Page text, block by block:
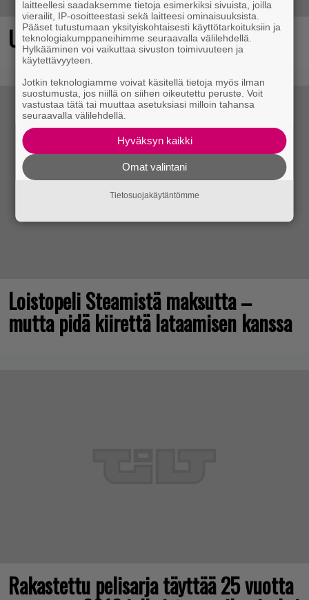
Ubisoftin hittipeli saapui Steamiin
Loistopeli Steamistä maksutta –
mutta pidä kiirettä lataamisen kanssa
Rakastettu pelisarja täyttää 25 vuotta
laitteellesi saadaksemme tietoja esimerkiksi sivuista, joilla
vierailit, IP-osoitteestasi sekä laitteesi ominaisuuksista.
Pääset tutustumaan yksityiskohtaisesti käyttötarkoituksiin ja
teknologiakumppaneihimme seuraavalla välilehdellä.
Hylkääminen voi vaikuttaa sivuston toimivuuteen ja
käytettävyyteen.
Jotkin teknologiamme voivat käsitellä tietoja myös ilman
suostumusta, jos niillä on siihen oikeutettu peruste. Voit
vastustaa tätä tai muuttaa asetuksiasi milloin tahansa
seuraavalla välilehdellä.
Hyväksyn kaikki
Omat valintani
Tietosuojakäytäntömme